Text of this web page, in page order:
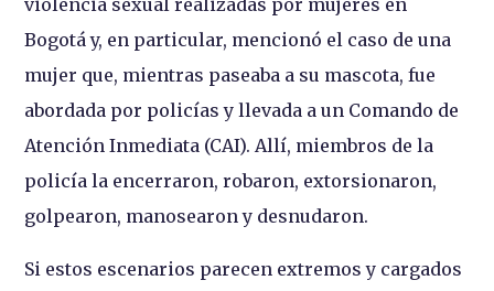
Bogotá y, en particular, mencionó el caso de una
mujer que, mientras paseaba a su mascota, fue
abordada por policías y llevada a un Comando de
Atención Inmediata (CAI). Allí, miembros de la
policía la encerraron, robaron, extorsionaron,
golpearon, manosearon y desnudaron.
Si estos escenarios parecen extremos y cargados